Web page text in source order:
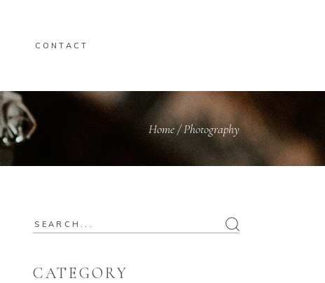
CONTACT
Home/Photography
Search
CATEGORY